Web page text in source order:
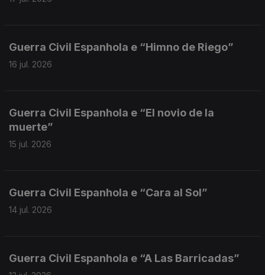
Guerra Civil Espanhola e “Himno de Riego”
16 jul. 2026
Guerra Civil Espanhola e “El novio de la
muerte”
15 jul. 2026
Guerra Civil Espanhola e “Cara al Sol”
14 jul. 2026
Guerra Civil Espanhola e “A Las Barricadas”